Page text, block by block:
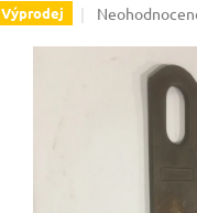
Výprodej
Průměrné